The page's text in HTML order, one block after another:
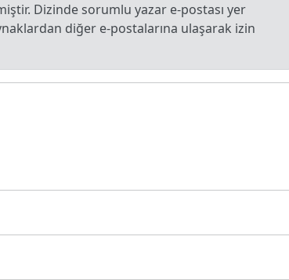
Dizinde sorumlu yazar e-postası yer
diğer e-postalarına ulaşarak izin